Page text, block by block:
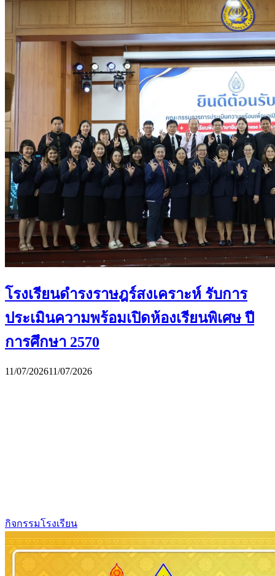
โรงเรียนดำรงราษฎร์สงเคราะห์ รับการ
ประเมินความพร้อมเปิดห้องเรียนพิเศษ ปี
การศึกษา 2570
11/07/202611/07/2026
กิจกรรมโรงเรียน